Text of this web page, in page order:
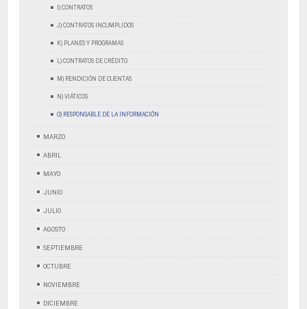
I) CONTRATOS
J) CONTRATOS INCUMPLIDOS
K) PLANES Y PROGRAMAS
L) CONTRATOS DE CRÉDITO
M) RENDICIÓN DE CUENTAS
N) VIÁTICOS
O) RESPONSABLE DE LA INFORMACIÓN
MARZO
ABRIL
MAYO
JUNIO
JULIO
AGOSTO
SEPTIEMBRE
OCTUBRE
NOVIEMBRE
DICIEMBRE